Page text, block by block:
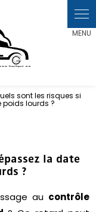
sont les risques si
lourds ?
la date
?
au contrôle